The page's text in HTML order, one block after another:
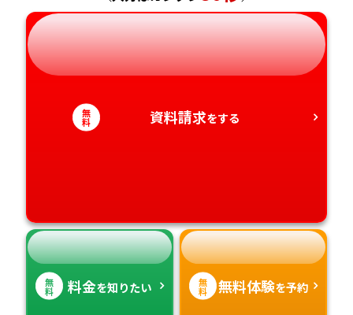
岐阜県
静岡県
愛知県
奈良県
和歌山県
山口県
徳島県
香川県
熊本県
大分県
宮崎県
無
料 資料請求をする
無
料 料金を知りたい 無
料 無料体験を予約